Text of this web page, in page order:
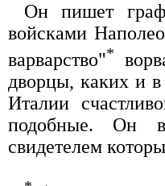
Он пишет
войсками
варварство"*
дворцы, каких и
Италии
подобные. Он
свидетелем